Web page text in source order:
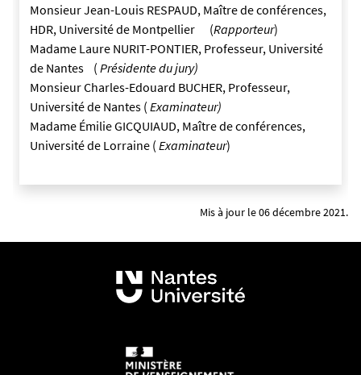
Monsieur Jean-Louis RESPAUD, Maître de conférences,
HDR, Université de Montpellier (Rapporteur)
Madame Laure NURIT-PONTIER, Professeur, Université
de Nantes ( Présidente du jury)
Monsieur Charles-Edouard BUCHER, Professeur,
Université de Nantes ( Examinateur)
Madame Émilie GICQUIAUD, Maître de conférences,
Université de Lorraine ( Examinateur)
Mis à jour le 06 décembre 2021.